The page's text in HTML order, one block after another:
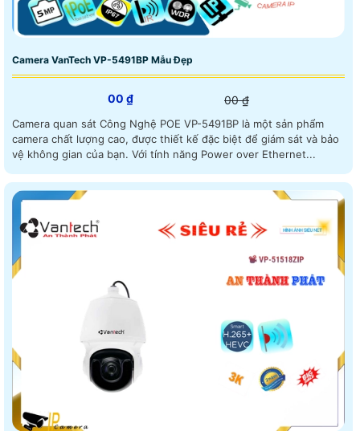
Camera VanTech VP-5491BP Mẫu Đẹp
00 ₫ 00 ₫
Camera quan sát Công Nghệ POE VP-5491BP là một sản phẩm
camera chất lượng cao, được thiết kế đặc biệt để giám sát và bảo
vệ không gian của bạn. Với tính năng Power over Ethernet...